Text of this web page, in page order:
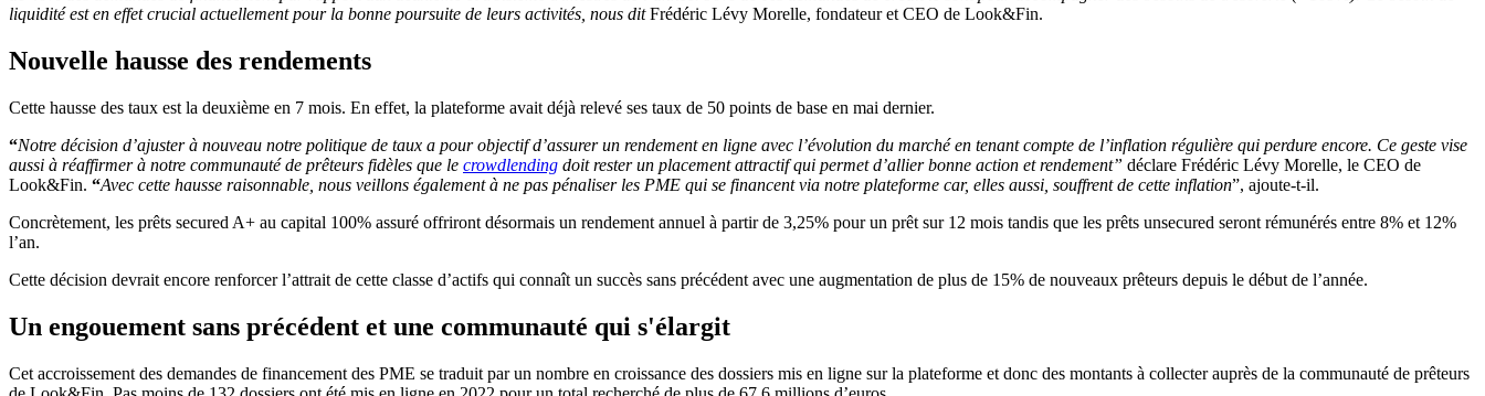
liquidité est en effet crucial actuellement pour la bonne poursuite de leurs activités, nous ditFrédéric Lévy Morelle, fondateur et CEO de Look&Fin.
Nouvelle hausse des rendements
Cette hausse des taux est la deuxième en 7 mois. En effet, la plateforme avait déjà relevé ses taux de 50 points de base en mai dernier.
“Notre décision d’ajuster à nouveau notre politique de taux a pour objectif d’assurer un rendement en ligne avec l’évolution du marché en tenant compte de l’inflation régulière qui perdure encore. Ce geste vise
aussi à réaffirmer à notre communauté de prêteurs fidèles que le crowdlending doit rester un placement attractif qui permet d’allier bonne action et rendement” déclare Frédéric Lévy Morelle, le CEO de
Look&Fin. “Avec cette hausse raisonnable, nous veillons également à ne pas pénaliser les PME qui se financent via notre plateforme car, elles aussi, souffrent de cette inflation”, ajoute-t-il.
Concrètement, les prêts secured A+ au capital 100% assuré offriront désormais un rendement annuel à partir de 3,25% pour un prêt sur 12 mois tandis que les prêts unsecured seront rémunérés entre 8% et 12%
l’an.
Cette décision devrait encore renforcer l’attrait de cette classe d’actifs qui connaît un succès sans précédent avec une augmentation de plus de 15% de nouveaux prêteurs depuis le début de l’année.
Un engouement sans précédent et une communauté qui s'élargit
Cet accroissement des demandes de financement des PME se traduit par un nombre en croissance des dossiers mis en ligne sur la plateforme et donc des montants à collecter auprès de la communauté de prêteurs